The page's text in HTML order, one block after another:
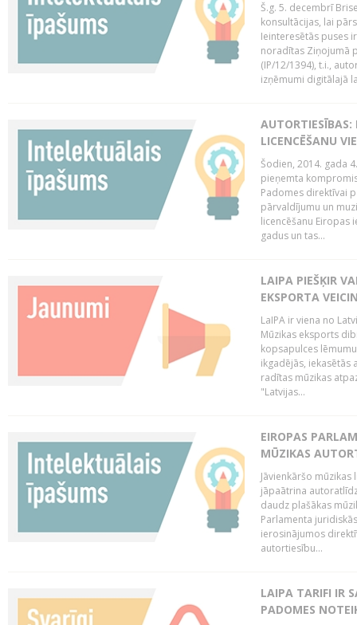
Š.g. 5. decembrī
konsultācijas, lai
Ieinteresētās puses
noradītas Ziņojumā
(IP/12/1394), t.i.,
izņēmumi digitālajā
AUTORTIESĪBAS:
LICENCĒŠANU
Šodien, 2014. gada
pieņemta
Padomes direktīvai
pārvaldījumu un
licencēšanu Eiropas
gadus un tas...
LAIPA PIEŠĶIR
EKSPORTA
LaIPA ir viena no
Mūzikas eksports
kopsapulces
ikgadējās, iekasētās
radītas mūzikas
"Latvijas...
EIROPAS
MŪZIKAS
Jāvienkāršo
jāpaātrina
daudz plašākas
Parlamenta
ierosinājumos
autortiesību...
LAIPA TARIFI IR
PADOMES